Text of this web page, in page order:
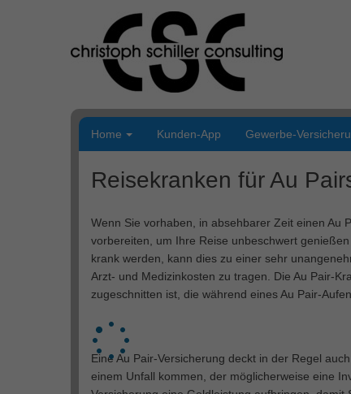
Inhalt
Home Kunden-App Gewerbe-
Reisekranken für Au
Wenn Sie vorhaben, in absehbarer Zeit einen Au
vorbereiten, um Ihre Reise unbeschwert
krank werden, kann dies zu einer sehr
Arzt- und Medizinkosten zu tragen. Die Au Pair-
zugeschnitten ist, die während eines Au Pair-
Eine Au Pair-Versicherung deckt in der Regel
einem Unfall kommen, der möglicherweise eine